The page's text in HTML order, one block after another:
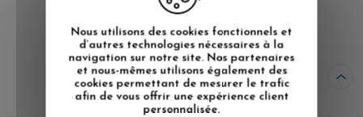
Format 40*50 cm
vendu sans cadre
Texte déposé, reproduction interdite.
Nous utilisons des cookies fonctionnels et
d’autres technologies nécessaires à la
navigation sur notre site. Nos partenaires
et nous-mêmes utilisons également des
cookies permettant de mesurer le trafic
afin de vous offrir une expérience client
personnalisée.